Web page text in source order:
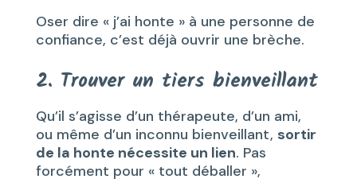
Oser dire « j’ai honte » à une personne de
confiance, c’est déjà ouvrir une brèche.
2. Trouver un tiers bienveillant
Qu’il s’agisse d’un thérapeute, d’un ami,
ou même d’un inconnu bienveillant, sortir
de la honte nécessite un lien. Pas
forcément pour « tout déballer »,